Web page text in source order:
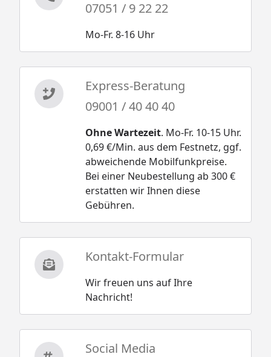
07051 / 9 22 22
Mo-Fr. 8-16 Uhr
Express-Beratung
09001 / 40 40 40
Ohne Wartezeit. Mo-Fr. 10-15 Uhr.
0,69 €/Min. aus dem Festnetz, ggf.
abweichende Mobilfunkpreise.
Bei einer Neubestellung ab 300 €
erstatten wir Ihnen diese
Gebühren.
Kontakt-Formular
Wir freuen uns auf Ihre
Nachricht!
Social Media